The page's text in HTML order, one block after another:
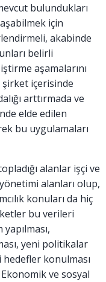
bulundukları
için
akabinde
belirli
aşamalarını
şirket içerisinde
arttırmada ve
elde edilen
bu uygulamaları
alanlar işçi ve
alanları olup,
konuları da hiç
bu verileri
yeni politikalar
konulması
ve sosyal